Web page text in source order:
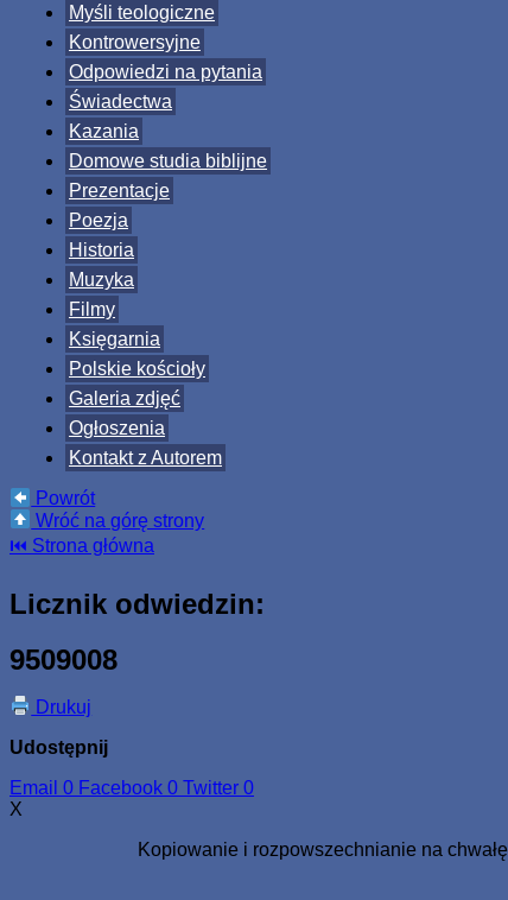
Myśli teologiczne
Kontrowersyjne
Odpowiedzi na pytania
Świadectwa
Kazania
Domowe studia biblijne
Prezentacje
Poezja
Historia
Muzyka
Filmy
Księgarnia
Polskie kościoły
Galeria zdjęć
Ogłoszenia
Kontakt z Autorem
Powrót
Wróć na górę strony
⏮ Strona główna
Licznik odwiedzin:
9509008
Drukuj
Udostępnij
Email 0 Facebook 0 Twitter 0
X
Kopiowanie i rozpowszechnianie na